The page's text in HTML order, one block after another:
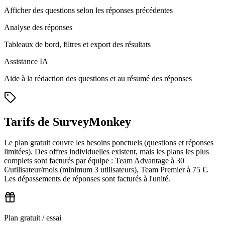
Afficher des questions selon les réponses précédentes
Analyse des réponses
Tableaux de bord, filtres et export des résultats
Assistance IA
Aide à la rédaction des questions et au résumé des réponses
Tarifs de SurveyMonkey
Le plan gratuit couvre les besoins ponctuels (questions et réponses
limitées). Des offres individuelles existent, mais les plans les plus
complets sont facturés par équipe : Team Advantage à 30
€/utilisateur/mois (minimum 3 utilisateurs), Team Premier à 75 €.
Les dépassements de réponses sont facturés à l'unité.
Plan gratuit / essai